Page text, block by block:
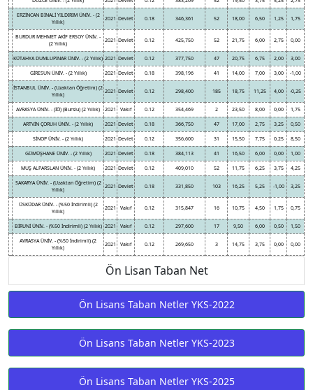
ERZİNCAN BİNALİ YILDIRIM ÜNİV. - (2
Yıllık)
2021 Devlet 0.18 346,361 52 18,00 6,50 1,25 1,75
BURDUR MEHMET AKİF ERSOY ÜNİV. -
(2 Yıllık)
2021 Devlet 0.12 425,750 52 21,75 6,00 2,75 0,00
KÜTAHYA DUMLUPINAR ÜNİV. - (2 Yıllık) 2021 Devlet 0.12 377,750 47 20,75 6,75 2,00 3,00
GİRESUN ÜNİV. - (2 Yıllık) 2021 Devlet 0.18 398,196 41 14,00 7,00 3,00 -1,00
İSTANBUL ÜNİV. - (Uzaktan Öğretim) (2
Yıllık)
2021 Devlet 0.12 298,400 185 18,75 11,25 4,00 -0,25
AVRASYA ÜNİV. - (İÖ) (Burslu) (2 Yıllık) 2021 Vakıf 0.12 354,469 2 23,50 8,00 0,00 1,75
ARTVİN ÇORUH ÜNİV. - (2 Yıllık) 2021 Devlet 0.18 366,750 47 17,00 2,75 3,25 0,50
SİNOP ÜNİV. - (2 Yıllık) 2021 Devlet 0.12 356,600 31 15,50 7,75 0,25 8,50
GÜMÜŞHANE ÜNİV. - (2 Yıllık) 2021 Devlet 0.18 384,113 41 16,50 6,00 0,00 1,00
MUŞ ALPARSLAN ÜNİV. - (2 Yıllık) 2021 Devlet 0.12 409,010 52 11,75 6,25 3,75 4,25
SAKARYA ÜNİV. - (Uzaktan Öğretim) (2
Yıllık)
2021 Devlet 0.18 331,850 103 16,25 5,25 -1,00 3,25
ÜSKÜDAR ÜNİV. - (%50 İndirimli) (2
Yıllık)
2021 Vakıf 0.12 315,847 16 10,75 4,50 1,75 0,75
BİRUNİ ÜNİV. - (%50 İndirimli) (2 Yıllık) 2021 Vakıf 0.12 297,600 17 9,50 6,00 0,50 1,50
AVRASYA ÜNİV. - (%50 İndirimli) (2
Yıllık)
2021 Vakıf 0.12 269,650 3 14,75 3,75 0,00 0,00
Ön Lisan Taban Net
Ön Lisans Taban Netler YKS-2022
Ön Lisans Taban Netler YKS-2023
Ön Lisans Taban Netler YKS-2025